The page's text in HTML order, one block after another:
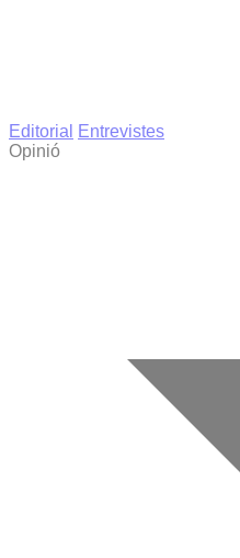
Editorial
Entrevistes
Opinió